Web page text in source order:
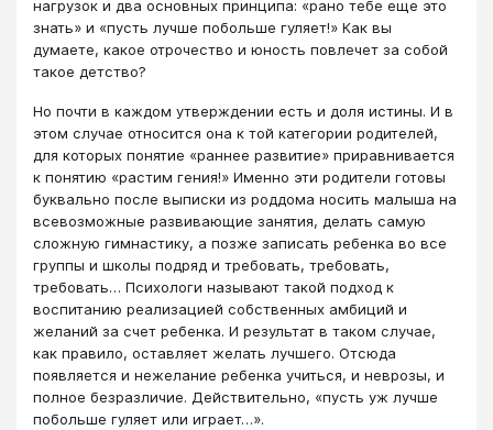
нагрузок и два основных принципа: «рано тебе еще это
знать» и «пусть лучше побольше гуляет!» Как вы
думаете, какое отрочество и юность повлечет за собой
такое детство?
Но почти в каждом утверждении есть и доля истины. И в
этом случае относится она к той категории родителей,
для которых понятие «раннее развитие» приравнивается
к понятию «растим гения!» Именно эти родители готовы
буквально после выписки из роддома носить малыша на
всевозможные развивающие занятия, делать самую
сложную гимнастику, а позже записать ребенка во все
группы и школы подряд и требовать, требовать,
требовать… Психологи называют такой подход к
воспитанию реализацией собственных амбиций и
желаний за счет ребенка. И результат в таком случае,
как правило, оставляет желать лучшего. Отсюда
появляется и нежелание ребенка учиться, и неврозы, и
полное безразличие. Действительно, «пусть уж лучше
побольше гуляет или играет…».